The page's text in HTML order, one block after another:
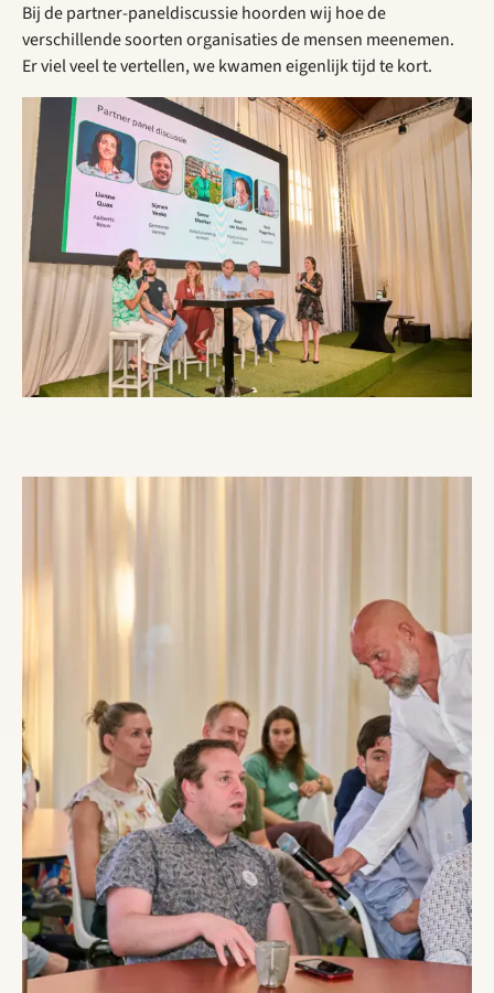
Bij de partner-paneldiscussie hoorden wij hoe de
verschillende soorten organisaties de mensen meenemen.
Er viel veel te vertellen, we kwamen eigenlijk tijd te kort.